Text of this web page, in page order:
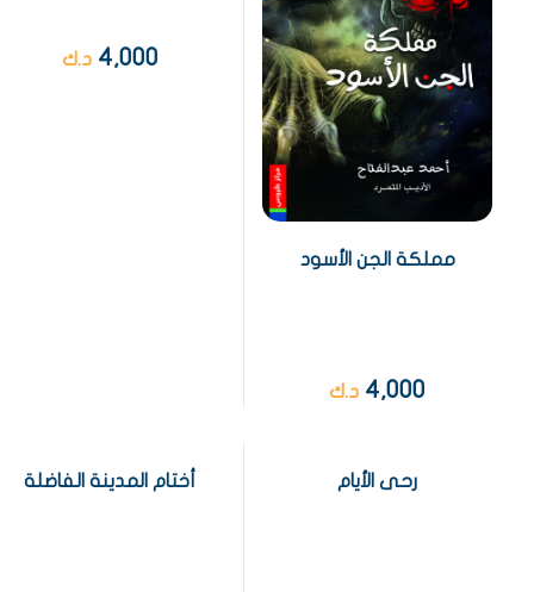
مملكة الجن الأسود
4,000 د.ك
4,000 د.ك
رحى الأيام أختام المدينة الفاضلة